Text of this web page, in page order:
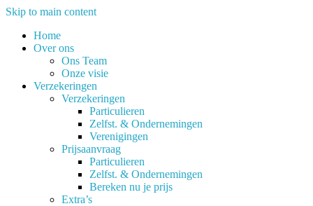
Skip to main content
Home
Over ons
Ons Team
Onze visie
Verzekeringen
Verzekeringen
Particulieren
Zelfst. & Ondernemingen
Verenigingen
Prijsaanvraag
Particulieren
Zelfst. & Ondernemingen
Bereken nu je prijs
Extra’s